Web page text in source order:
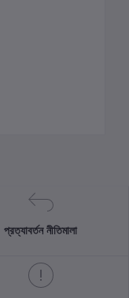
প্রত্যাবর্তন নীতিমালা